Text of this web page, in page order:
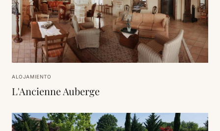
ALOJAMIENTO
L'Ancienne Auberge